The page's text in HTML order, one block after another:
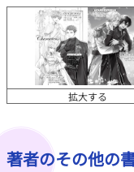
拡大する
著者のその他の